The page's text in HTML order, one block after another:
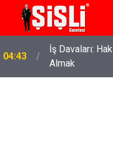
04:43
İş Davaları:
Almak